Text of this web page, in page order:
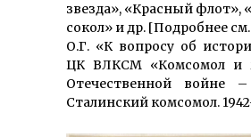
звезда», «Красный флот»,
сокол» и др. [Подробнее
О.Г. «К вопросу об
ЦК ВЛКСМ «Комсомол и
Отечественной войне
Сталинский комсомол.